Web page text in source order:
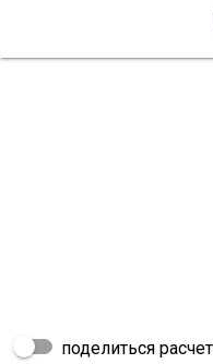
поделиться